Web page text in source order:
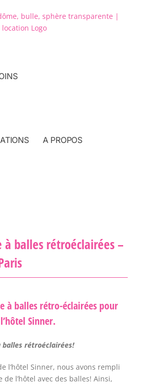
A PROPOS
à balles rétroéclairées –
à balles rétro-éclairées pour
Sinner.
balles rétroéclairées!
l’hôtel Sinner, nous avons rempli
l’hôtel avec des balles! Ainsi,